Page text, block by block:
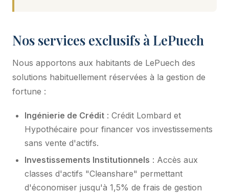
Nos services exclusifs à LePuech
Nous apportons aux habitants de LePuech des
solutions habituellement réservées à la gestion de
fortune :
Ingénierie de Crédit : Crédit Lombard et
Hypothécaire pour financer vos investissements
sans vente d'actifs.
Investissements Institutionnels : Accès aux
classes d'actifs "Cleanshare" permettant
d'économiser jusqu'à 1,5% de frais de gestion